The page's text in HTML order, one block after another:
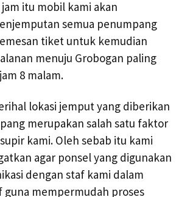
itu mobil kami akan
semua penumpang
tiket untuk kemudian
menuju Grobogan paling
8 malam.
lokasi jemput yang diberikan
merupakan salah satu faktor
kami. Oleh sebab itu kami
agar ponsel yang digunakan
dengan staf kami dalam
guna mempermudah proses